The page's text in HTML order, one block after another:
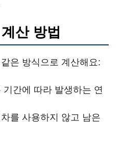
산 방법
은 방식으로 계산해요:
기간에 따라 발생하는 연
를 사용하지 않고 남은